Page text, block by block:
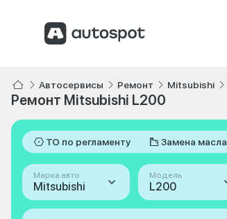
Автосервисы Ремонт Mitsubishi
Ремонт Mitsubishi L200
ТО по регламенту Замена масла
Марка авто
Mitsubishi
Модель
L200